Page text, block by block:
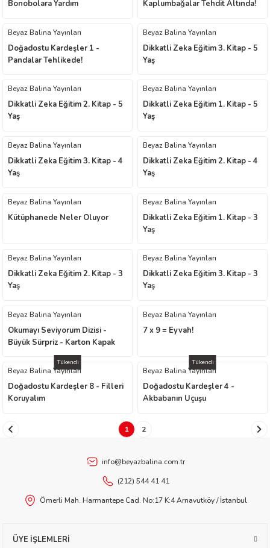
Shustak
Bonobolara Yardım
Kaplumbağalar Tehdit Altında!
Beyaz Balina Yayınları
Doğadostu Kardeşler 1 -
Pandalar Tehlikede!
Beyaz Balina Yayınları
Dikkatli Zeka Eğitim 3. Kitap - 5
Yaş
Beyaz Balina Yayınları
Dikkatli Zeka Eğitim 2. Kitap - 5
Yaş
Beyaz Balina Yayınları
Dikkatli Zeka Eğitim 1. Kitap - 5
Yaş
Beyaz Balina Yayınları
Dikkatli Zeka Eğitim 3. Kitap - 4
Yaş
Beyaz Balina Yayınları
Dikkatli Zeka Eğitim 2. Kitap - 4
Yaş
Beyaz Balina Yayınları
Kütüphanede Neler Oluyor
Beyaz Balina Yayınları
Dikkatli Zeka Eğitim 1. Kitap - 3
Yaş
Beyaz Balina Yayınları
Dikkatli Zeka Eğitim 2. Kitap - 3
Yaş
Beyaz Balina Yayınları
Dikkatli Zeka Eğitim 3. Kitap - 3
Yaş
Beyaz Balina Yayınları
Okumayı Seviyorum Dizisi -
Büyük Sürpriz - Karton Kapak
Beyaz Balina Yayınları
7 x 9 = Eyvah!
Tükendi
Beyaz Balina Yayınları
Doğadostu Kardeşler 8 - Filleri
Koruyalım
Tükendi
Beyaz Balina Yayınları
Doğadostu Kardeşler 4 -
Akbabanın Uçuşu
1 2
info@beyazbalina.com.tr
(212) 544 41 41
Ömerli Mah. Harmantepe Cad. No:17 K:4 Arnavutköy / İstanbul
ÜYE İŞLEMLERİ